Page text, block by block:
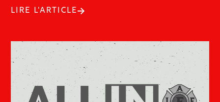
LIRE L'ARTICLE